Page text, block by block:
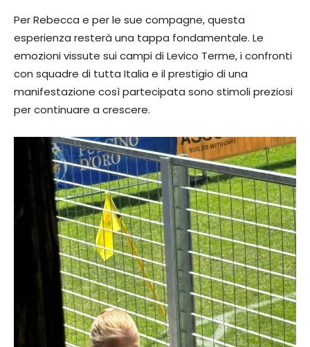
Per Rebecca e per le sue compagne, questa
esperienza resterà una tappa fondamentale. Le
emozioni vissute sui campi di Levico Terme, i confronti
con squadre di tutta Italia e il prestigio di una
manifestazione così partecipata sono stimoli preziosi
per continuare a crescere.